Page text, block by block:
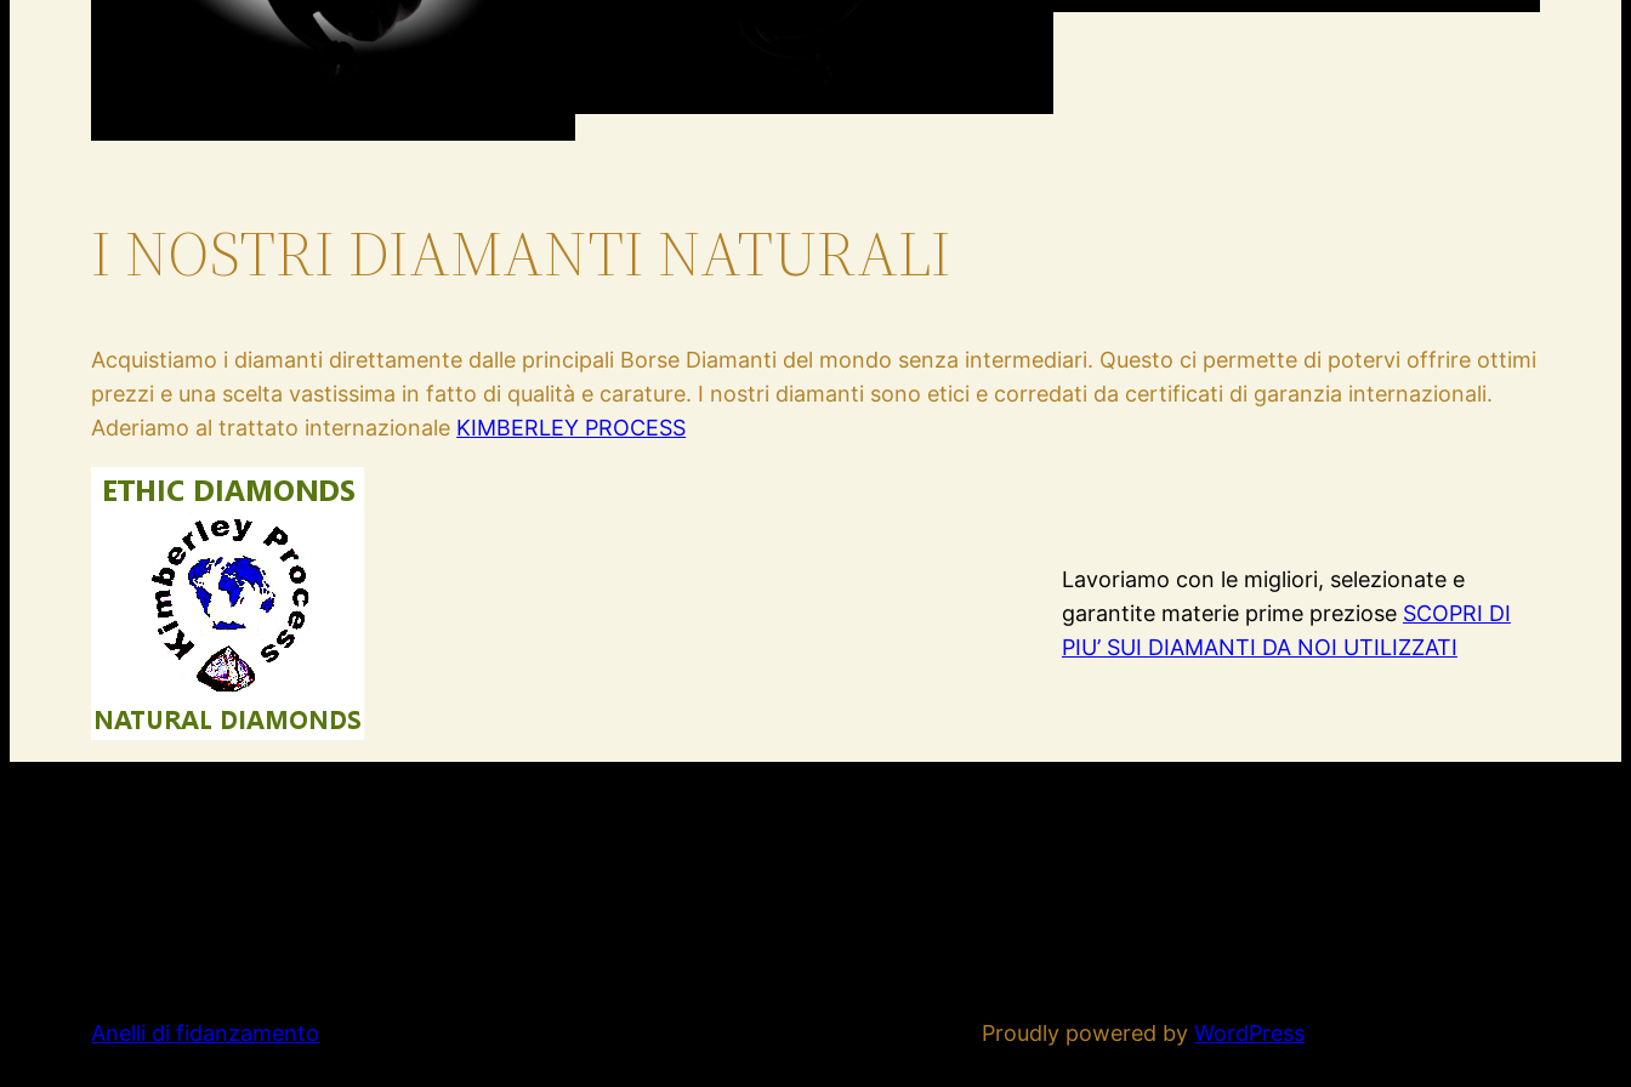
I NOSTRI DIAMANTI NATURALI
Acquistiamo i diamanti direttamente dalle principali Borse Diamanti del mondo senza intermediari. Questo ci permette di potervi offrire ottimi
prezzi e una scelta vastissima in fatto di qualità e carature. I nostri diamanti sono etici e corredati da certificati di garanzia internazionali.
Aderiamo al trattato internazionale KIMBERLEY PROCESS
Lavoriamo con le migliori, selezionate e
garantite materie prime preziose SCOPRI DI
PIU’ SUI DIAMANTI DA NOI UTILIZZATI
Anelli di fidanzamento Proudly powered byWordPress